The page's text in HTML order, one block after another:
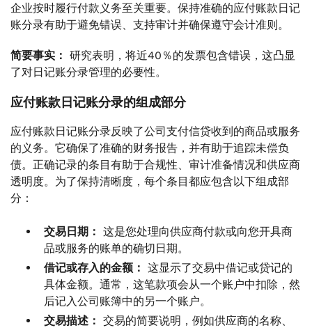
企业按时履行付款义务至关重要。保持准确的应付账款日记
账分录有助于避免错误、支持审计并确保遵守会计准则。
简要事实： 研究表明，将近40％的发票包含错误，这凸显
了对日记账分录管理的必要性。
应付账款日记账分录的组成部分
应付账款日记账分录反映了公司支付信贷收到的商品或服务
的义务。它确保了准确的财务报告，并有助于追踪未偿负
债。正确记录的条目有助于合规性、审计准备情况和供应商
透明度。为了保持清晰度，每个条目都应包含以下组成部
分：
交易日期： 这是您处理向供应商付款或向您开具商
品或服务的账单的确切日期。
借记或存入的金额： 这显示了交易中借记或贷记的
具体金额。通常，这笔款项会从一个账户中扣除，然
后记入公司账簿中的另一个账户。
交易描述： 交易的简要说明，例如供应商的名称、